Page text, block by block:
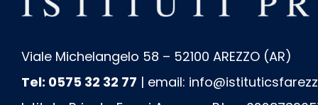
Viale Michelangelo 58 – 52100 AREZZO (AR)
Tel: 0575 32 32 77 | email: